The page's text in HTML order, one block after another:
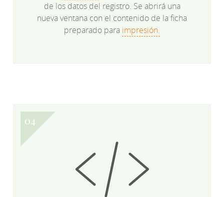
de los datos del registro. Se abrirá una
nueva ventana con el contenido de la ficha
preparado para impresión.